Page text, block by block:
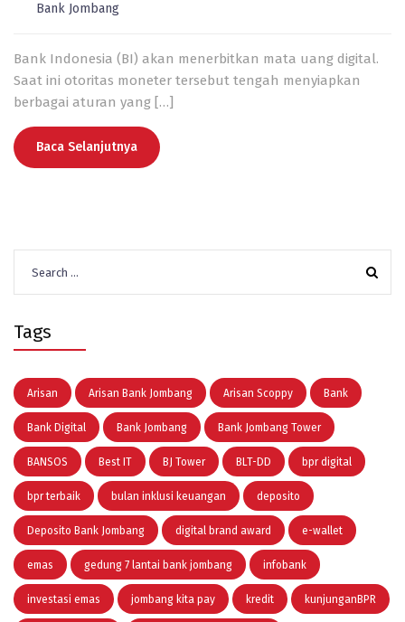
Bank Jombang
Bank Indonesia (BI) akan menerbitkan mata uang digital.
Saat ini otoritas moneter tersebut tengah menyiapkan
berbagai aturan yang […]
Baca Selanjutnya
for:
Tags
Arisan Arisan Bank Jombang Arisan Scoppy Bank
Bank Digital Bank Jombang Bank Jombang Tower
BANSOS Best IT BJ Tower BLT-DD bpr digital
bpr terbaik bulan inklusi keuangan deposito
Deposito Bank Jombang digital brand award e-wallet
emas gedung 7 lantai bank jombang infobank
investasi emas jombang kita pay kredit kunjunganBPR